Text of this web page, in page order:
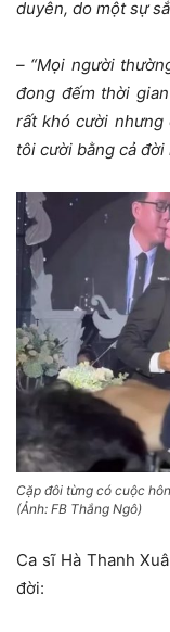
duyên, do một sự
– “Mọi người
đong đếm thời
rất khó cười nhưng
tôi cười bằng cả đời
Cặp đôi từng có cuộc
(Ảnh: FB Thắng Ngô)
Ca sĩ Hà Thanh
đời: